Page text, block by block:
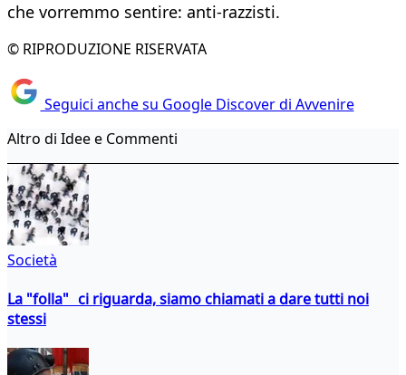
che vorremmo sentire: anti-razzisti.
© RIPRODUZIONE RISERVATA
Seguici anche su Google Discover di Avvenire
Altro di Idee e Commenti
Società
La "folla" ci riguarda, siamo chiamati a dare tutti noi
stessi